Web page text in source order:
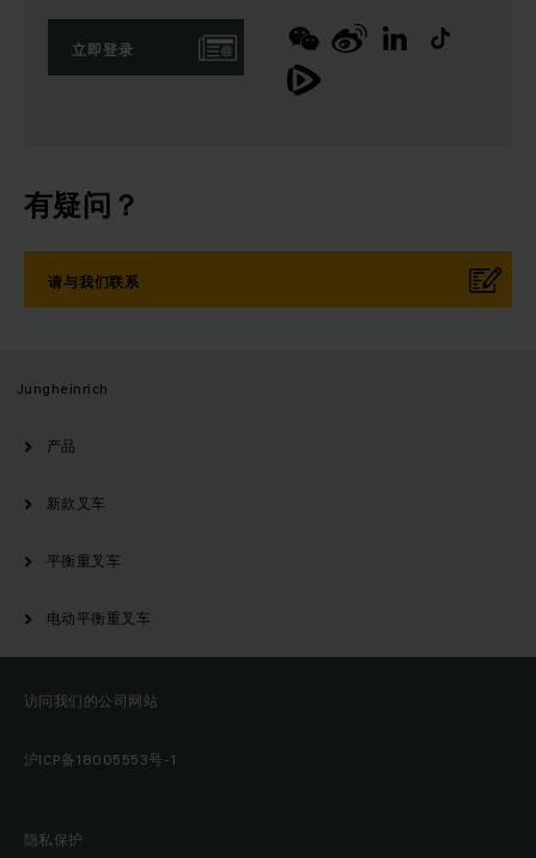
立即登录
有疑问？
请与我们联系
Jungheinrich
产品
新款叉车
平衡重叉车
电动平衡重叉车
访问我们的公司网站
沪ICP备18005553号-1
隐私保护